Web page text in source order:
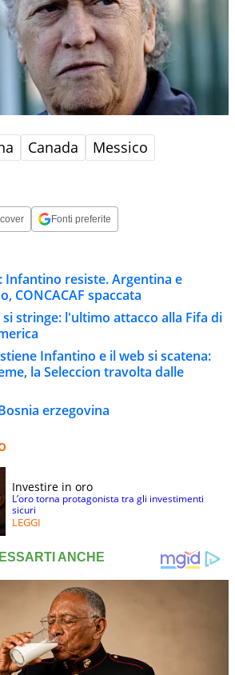
Canada
Messico
Fonti preferite
Infantino resiste. Argentina e
CONCACAF spaccata
stringe: l'ultimo attacco alla Fifa di
Infantino e il web si scatena:
la Seleccion travolta dalle
erzegovina
Investire in oro
L’oro torna protagonista tra gli investimenti
sicuri
LEGGI